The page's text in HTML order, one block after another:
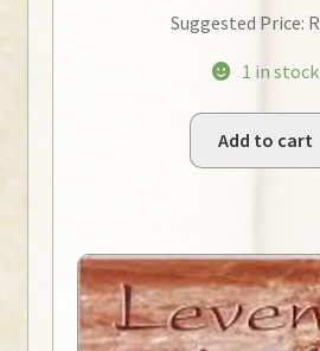
Suggested Price: R
1 in stock
Add to cart